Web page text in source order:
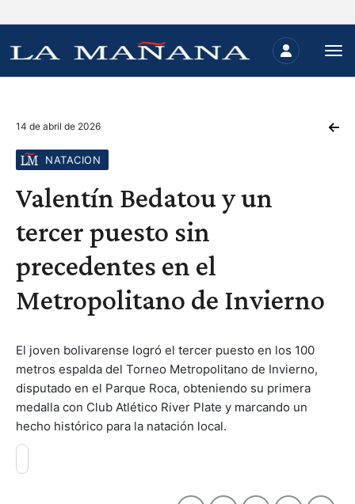
14 de abril de 2026
NATACION
Valentín Bedatou y un
tercer puesto sin
precedentes en el
Metropolitano de Invierno
El joven bolivarense logró el tercer puesto en los 100
metros espalda del Torneo Metropolitano de Invierno,
disputado en el Parque Roca, obteniendo su primera
medalla con Club Atlético River Plate y marcando un
hecho histórico para la natación local.